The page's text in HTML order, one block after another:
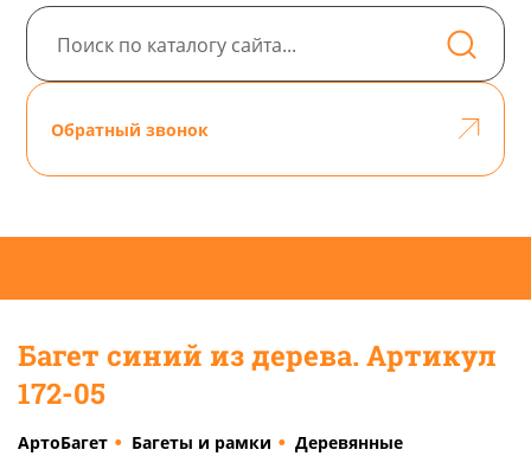
Обратный звонок
Багет синий из дерева. Артикул
172-05
АртоБагет Багеты и рамки Деревянные